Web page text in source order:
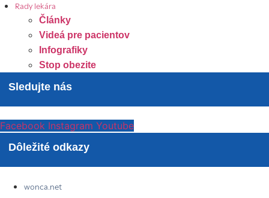
Rady lekára
Články
Videá pre pacientov
Infografiky
Stop obezite
Sledujte nás
Facebook Instagram Youtube
Dôležité odkazy
wonca.net